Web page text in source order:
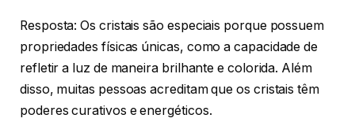
Resposta: Os cristais são especiais porque possuem
propriedades físicas únicas, como a capacidade de
refletir a luz de maneira brilhante e colorida. Além
disso, muitas pessoas acreditam que os cristais têm
poderes curativos e energéticos.